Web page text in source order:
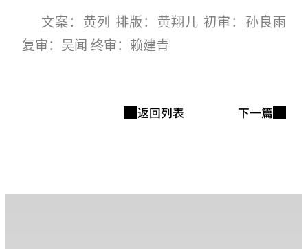
文案： 黄列 排版：黄翔儿 初审：孙良雨
复审：吴闻 终审：赖建青
返回列表 下一篇